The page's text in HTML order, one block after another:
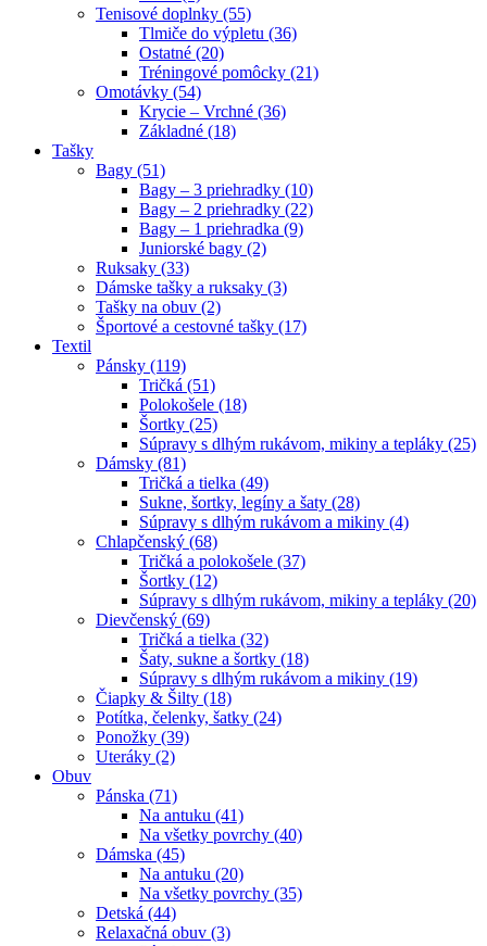
Tenisové doplnky (55)
Tlmiče do výpletu (36)
Ostatné (20)
Tréningové pomôcky (21)
Omotávky (54)
Krycie – Vrchné (36)
Základné (18)
Tašky
Bagy (51)
Bagy – 3 priehradky (10)
Bagy – 2 priehradky (22)
Bagy – 1 priehradka (9)
Juniorské bagy (2)
Ruksaky (33)
Dámske tašky a ruksaky (3)
Tašky na obuv (2)
Športové a cestovné tašky (17)
Textil
Pánsky (119)
Tričká (51)
Polokošele (18)
Šortky (25)
Súpravy s dlhým rukávom, mikiny a tepláky (25)
Dámsky (81)
Tričká a tielka (49)
Sukne, šortky, legíny a šaty (28)
Súpravy s dlhým rukávom a mikiny (4)
Chlapčenský (68)
Tričká a polokošele (37)
Šortky (12)
Súpravy s dlhým rukávom, mikiny a tepláky (20)
Dievčenský (69)
Tričká a tielka (32)
Šaty, sukne a šortky (18)
Súpravy s dlhým rukávom a mikiny (19)
Čiapky & Šilty (18)
Potítka, čelenky, šatky (24)
Ponožky (39)
Uteráky (2)
Obuv
Pánska (71)
Na antuku (41)
Na všetky povrchy (40)
Dámska (45)
Na antuku (20)
Na všetky povrchy (35)
Detská (44)
Relaxačná obuv (3)